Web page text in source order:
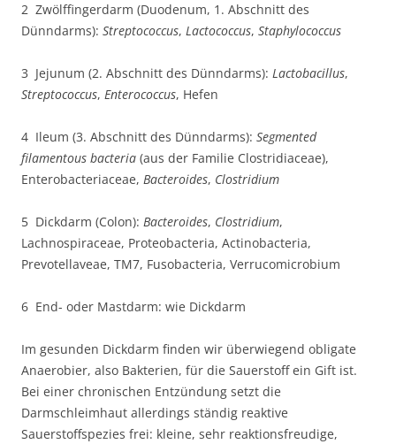
2 Zwölffingerdarm (Duodenum, 1. Abschnitt des
Dünndarms): Streptococcus, Lactococcus, Staphylococcus
3 Jejunum (2. Abschnitt des Dünndarms): Lactobacillus,
Streptococcus, Enterococcus, Hefen
4 Ileum (3. Abschnitt des Dünndarms): Segmented
filamentous bacteria (aus der Familie Clostridiaceae),
Enterobacteriaceae, Bacteroides, Clostridium
5 Dickdarm (Colon): Bacteroides, Clostridium,
Lachnospiraceae, Proteobacteria, Actinobacteria,
Prevotellaveae, TM7, Fusobacteria, Verrucomicrobium
6 End- oder Mastdarm: wie Dickdarm
Im gesunden Dickdarm finden wir überwiegend obligate
Anaerobier, also Bakterien, für die Sauerstoff ein Gift ist.
Bei einer chronischen Entzündung setzt die
Darmschleimhaut allerdings ständig reaktive
Sauerstoffspezies frei: kleine, sehr reaktionsfreudige,